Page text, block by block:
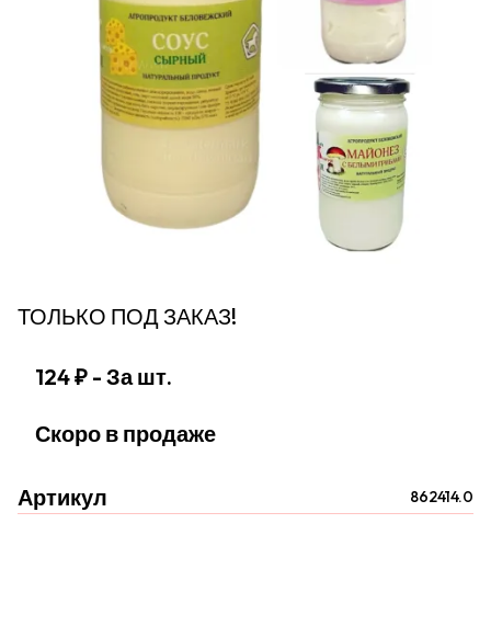
ТОЛЬКО ПОД ЗАКАЗ!
124 ₽ - За шт.
Скоро в продаже
Артикул 862414.0